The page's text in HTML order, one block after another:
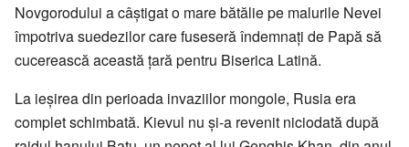
Novgorodului a câştigat o mare bătălie pe malurile Nevei
împotriva suedezilor care fuseseră îndemnaţi de Papă să
cucerească această ţară pentru Biserica Latină.
La ieşirea din perioada invaziilor mongole, Rusia era
complet schimbată. Kievul nu şi-a revenit niciodată după